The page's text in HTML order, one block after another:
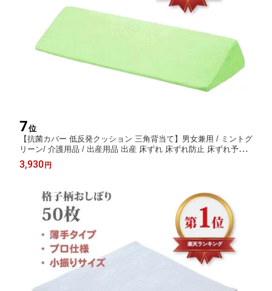
7位
【抗菌カバー 低反発クッション 三角背当て】男女兼用 / ミントグ
リーン/ 介護用品 / 出産用品 出産 床ずれ 床ずれ防止 床ずれ予防
体位変換 支え 腰当て 背もたれ 背あて 起き上がり 便利グッズ 枕
介護 介助 ケア 福祉 用具 高齢 大人 サービス 仰向け 補助 入院
3,930円